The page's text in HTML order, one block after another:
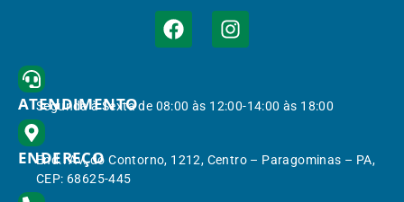
ATENDIMENTO
Segunda à Sexta de 08:00 às 12:00-14:00 às 18:00
ENDEREÇO
End.: Av. do Contorno, 1212, Centro – Paragominas – PA,
CEP: 68625-445